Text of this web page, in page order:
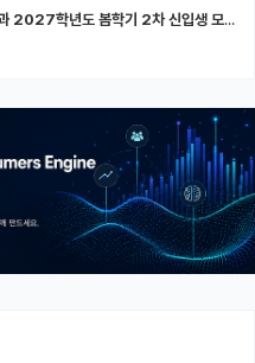
[DGIST] 기술경영전문대학원 기술경영학과 2027학년도 봄학기 2차 신입생 모집